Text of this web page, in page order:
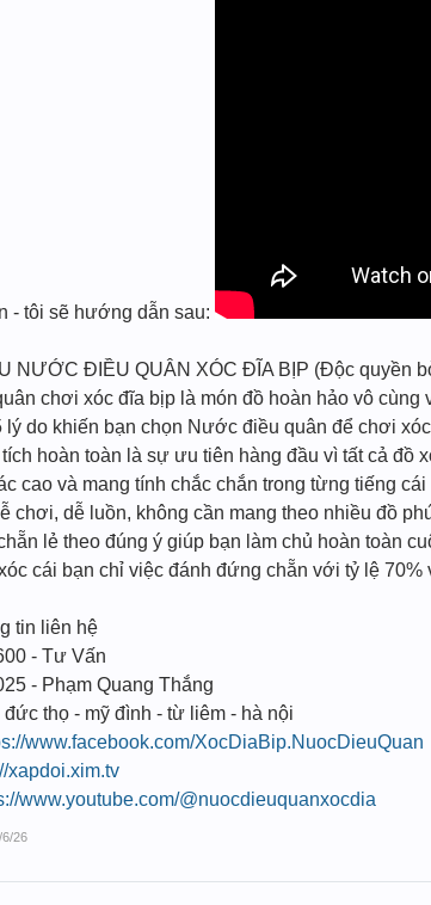
- tôi sẽ hướng dẫn sau:
NƯỚC ĐIỀU QUÂN XÓC ĐĨA BỊP (Độc quyền
chơi xóc đĩa bịp là món đồ hoàn hảo vô cùng
lý do khiến bạn chọn Nước điều quân để chơi
hoàn toàn là sự ưu tiên hàng đầu vì tất cả đồ
cao và mang tính chắc chắn trong từng tiếng cái
chơi, dễ luồn, không cần mang theo nhiều đồ
lẻ theo đúng ý giúp bạn làm chủ hoàn toàn
cái bạn chỉ việc đánh đứng chẵn với tỷ lệ 70%
tin liên hệ
- Tư Vấn
- Phạm Quang Thắng
thọ - mỹ đình - từ liêm - hà nội
www.facebook.com/XocDiaBip.NuocDieuQuan
xapdoi.xim.tv
www.youtube.com/@nuocdieuquanxocdia
6/26